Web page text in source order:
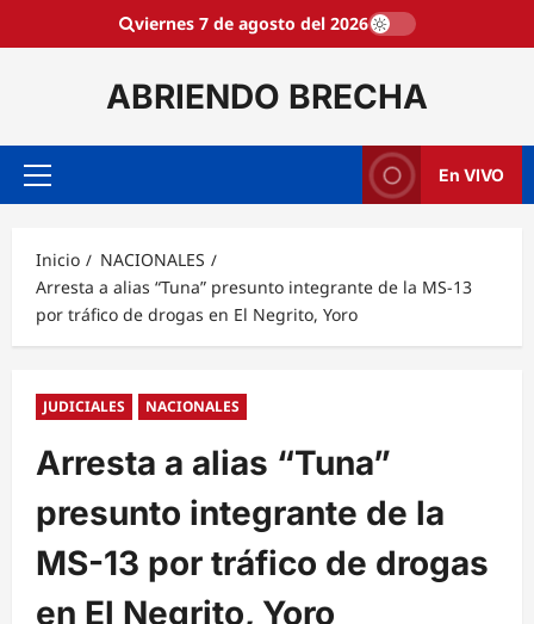
viernes 7 de agosto del 2026
ABRIENDO BRECHA
Menú
En VIVO
Inicio
NACIONALES
Arresta a alias “Tuna” presunto integrante de la MS-13
por tráfico de drogas en El Negrito, Yoro
JUDICIALES NACIONALES
Arresta a alias “Tuna”
presunto integrante de la
MS-13 por tráfico de drogas
en El Negrito, Yoro